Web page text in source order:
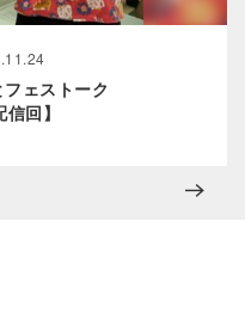
ェストーク
回】